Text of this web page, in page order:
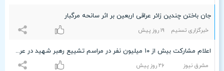
جان باختن چندین زائر عراقی اربعین بر اثر سانحه مرگبار
خبرگزاری تسنیم ۱٩ روز پیش
اعلام مشارکت بیش از ۱۰ میلیون نفر در مراسم تشییع رهبر شهید در عراق
مشرق نیوز ۲۶ روز پیش